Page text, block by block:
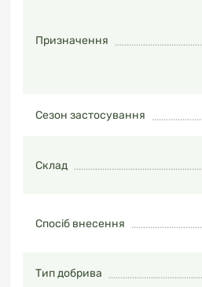
Призначення
Сезон застосування
Склад
Спосіб внесення
Тип добрива